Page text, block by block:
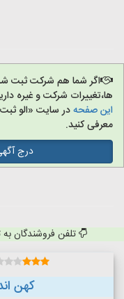
اگر شما هم شرکت ثبت
ها،تغییرات شرکت و غیره
این صفحهدر سایت «الو
معرفی کنید.
درج
تلفن فروشندگان
کهن